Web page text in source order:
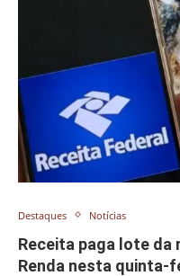
Destaques Notícias
Receita paga lote da
Renda nesta quinta-